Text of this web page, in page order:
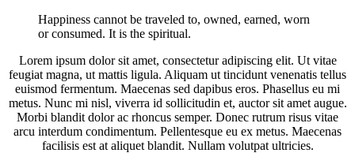
Happiness cannot be traveled to, owned, earned, worn
or consumed. It is the spiritual.
Lorem ipsum dolor sit amet, consectetur adipiscing elit. Ut vitae
feugiat magna, ut mattis ligula. Aliquam ut tincidunt venenatis tellus
euismod fermentum. Maecenas sed dapibus eros. Phasellus eu mi
metus. Nunc mi nisl, viverra id sollicitudin et, auctor sit amet augue.
Morbi blandit dolor ac rhoncus semper. Donec rutrum risus vitae
arcu interdum condimentum. Pellentesque eu ex metus. Maecenas
facilisis est at aliquet blandit. Nullam volutpat ultricies.